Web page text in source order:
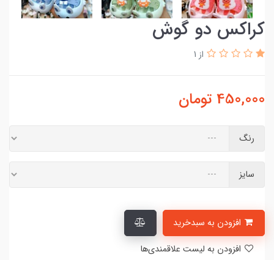
کراکس دو گوش
از 1
450,000 تومان
رنگ
سایز